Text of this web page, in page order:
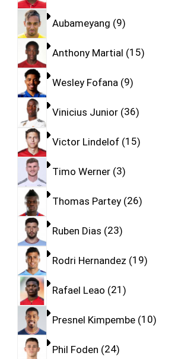
Aubameyang 9
Anthony Martial 15
Wesley Fofana 9
Vinicius Junior 36
Victor Lindelof 15
Timo Werner 3
Thomas Partey 26
Ruben Dias 23
Rodri Hernandez 19
Rafael Leao 21
Presnel Kimpembe 10
Phil Foden 24